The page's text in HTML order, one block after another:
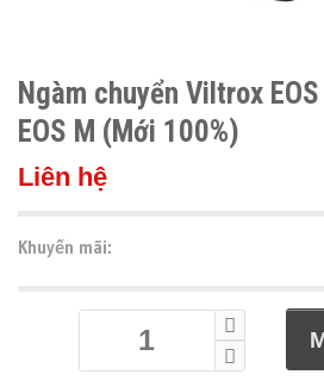
Ngàm chuyển Viltrox
EOS M (Mới 100%)
Liên hệ
Khuyến mãi: